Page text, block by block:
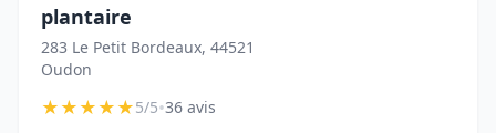
plantaire
283 Le Petit Bordeaux, 44521
Oudon
★★★★★5/5•36 avis